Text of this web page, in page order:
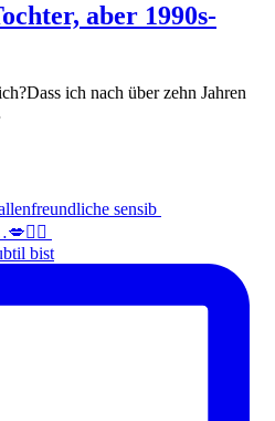
aber 1990s-
ich nach über zehn Jahren
sensib
bist